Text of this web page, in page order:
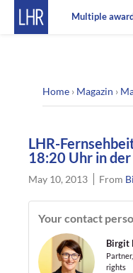
Multiple
Home › Magazin ›
LHR-
18:20 Uhr in
May 10, 2013 From
Your contact
Birgit
rights